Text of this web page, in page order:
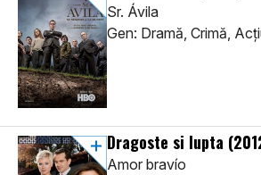
Sr. Ávila
Gen: Dramă, Crimă,
Dragoste si lupta
Amor bravío